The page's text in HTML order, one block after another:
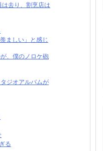
去り、割烹店は
ましい」と感じ
、僕のノロケ砲
ジオアルバムが
る